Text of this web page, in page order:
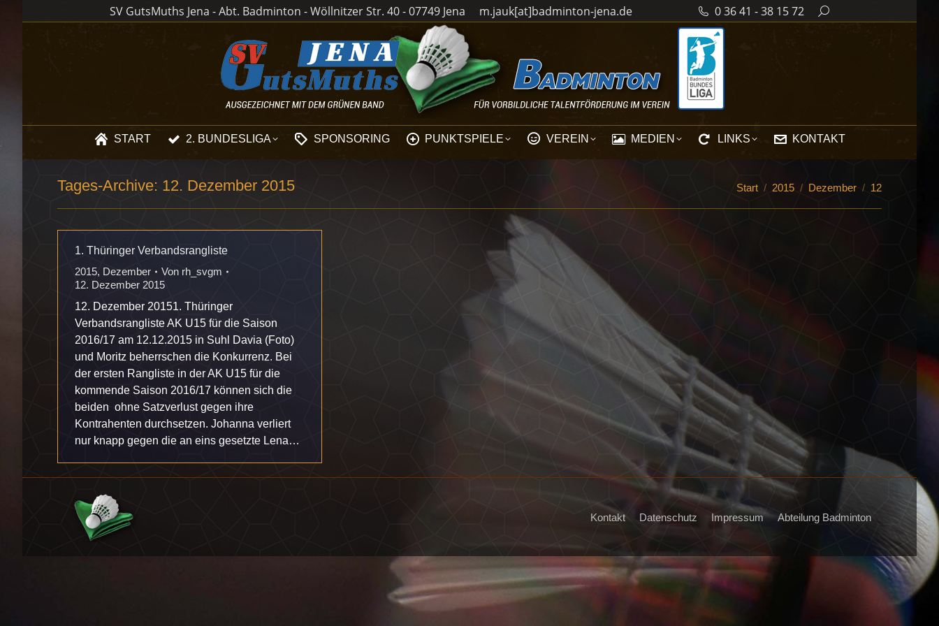
SV GutsMuths Jena - Abt. Badminton - Wöllnitzer Str. 40 - 07749 Jena m.jauk[at]badminton-jena.de 0 36 41 - 38 15 72 Search:
START 2. BUNDESLIGA SPONSORING PUNKTSPIELE VEREIN MEDIEN LINKS KONTAKT
Tages-Archive: 12. Dezember 2015 Sie befinden sich hier:
Start 2015 Dezember 12
1. Thüringer Verbandsrangliste
2015, Dezember Von rh_svgm
12. Dezember 2015
12. Dezember 20151. Thüringer
Verbandsrangliste AK U15 für die Saison
2016/17 am 12.12.2015 in Suhl Davia (Foto)
und Moritz beherrschen die Konkurrenz. Bei
der ersten Rangliste in der AK U15 für die
kommende Saison 2016/17 können sich die
beiden ohne Satzverlust gegen ihre
Kontrahenten durchsetzen. Johanna verliert
nur knapp gegen die an eins gesetzte Lena…
Kontakt Datenschutz Impressum Abteilung Badminton